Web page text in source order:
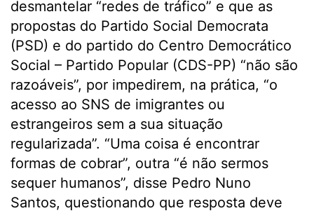
desmantelar “redes de tráfico” e que as
propostas do Partido Social Democrata
(PSD) e do partido do Centro Democrático
Social – Partido Popular (CDS-PP) “não são
razoáveis”, por impedirem, na prática, “o
acesso ao SNS de imigrantes ou
estrangeiros sem a sua situação
regularizada”. “Uma coisa é encontrar
formas de cobrar”, outra “é não sermos
sequer humanos”, disse Pedro Nuno
Santos, questionando que resposta deve